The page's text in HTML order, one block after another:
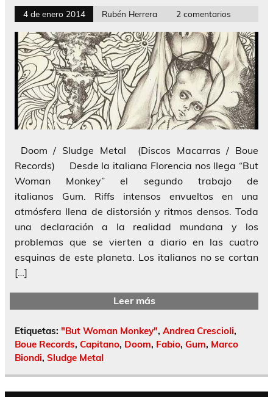
4 de enero 2014 Rubén Herrera 2 comentarios
Doom / Sludge Metal (Discos Macarras / Boue
Records) Desde la italiana Florencia nos llega “But
Woman Monkey” el segundo trabajo de
italianos Gum. Riffs intensos envueltos en una
atmósfera llena de distorsión y ritmos densos. Toda
una declaración a la realidad mundana y los
problemas que se vierten a diario en las cuatro
esquinas de este planeta. Los italianos no se cortan
[…]
Leer más
Etiquetas: "But Woman Monkey", Andrea Crescioli,
Boue Records, Capitano, Doom, Fabio, Gum, Marco
Biondi, Sludge Metal